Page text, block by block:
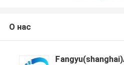
О нас